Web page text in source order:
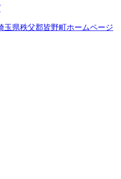
玉県秩父郡皆野町ホームページ